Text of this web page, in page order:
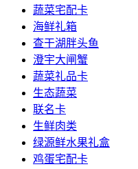
蔬菜宅配卡
海鲜礼箱
查干湖胖头鱼
澄宇大闸蟹
蔬菜礼品卡
生态蔬菜
联名卡
生鲜肉类
绿源鲜水果礼盒
鸡蛋宅配卡